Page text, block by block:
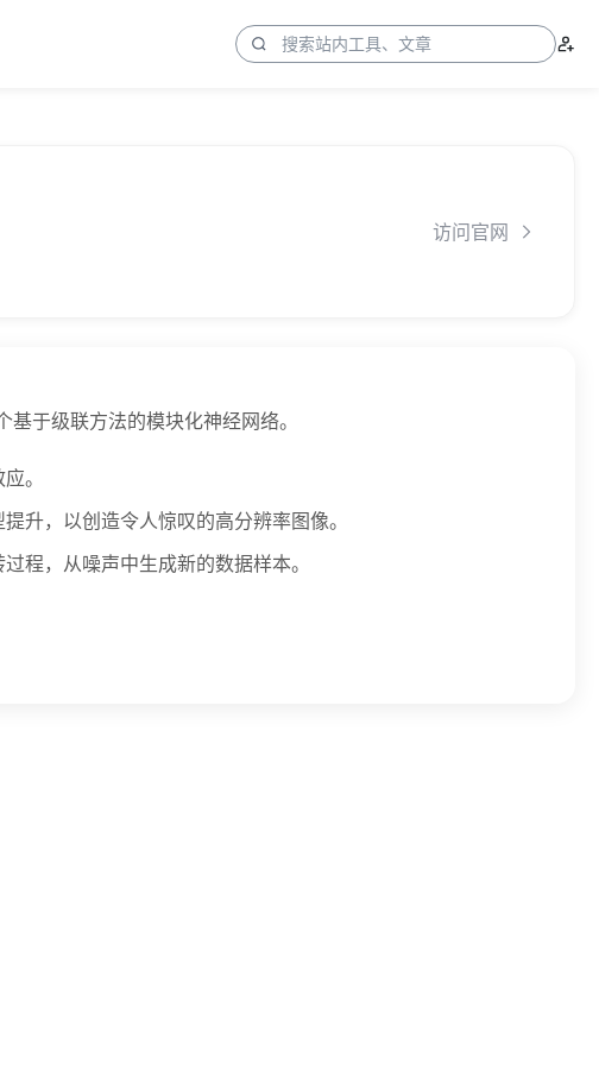
访问官网
于级联方法的模块化神经网络。
。
升，以创造令人惊叹的高分辨率图像。
程，从噪声中生成新的数据样本。